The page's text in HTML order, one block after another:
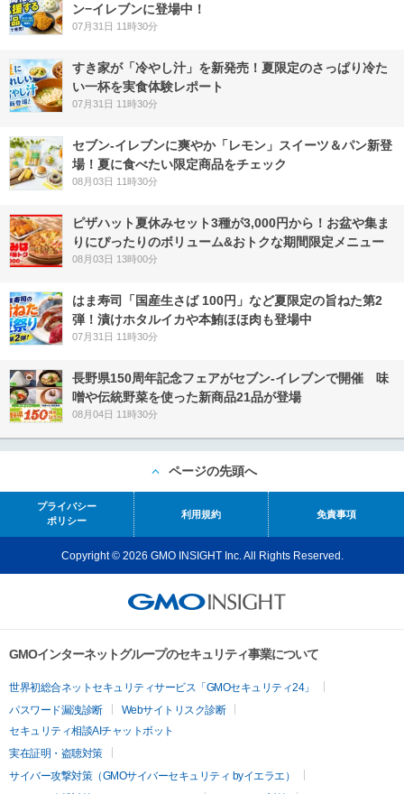
ン−イレブンに登場中！
07月31日 11時30分
すき家が「冷やし汁」を新発売！夏限定のさっぱり冷た
い一杯を実食体験レポート
07月31日 11時30分
セブン‐イレブンに爽やか「レモン」スイーツ＆パン新登
場！夏に食べたい限定商品をチェック
08月03日 11時30分
ピザハット夏休みセット3種が3,000円から！お盆や集ま
りにぴったりのボリューム&おトクな期間限定メニュー
08月03日 13時00分
はま寿司「国産生さば 100円」など夏限定の旨ねた第2
弾！漬けホタルイカや本鮪ほほ肉も登場中
07月31日 11時30分
長野県150周年記念フェアがセブン-イレブンで開催 味
噌や伝統野菜を使った新商品21品が登場
08月04日 11時30分
ページの先頭へ
プライバシー
ポリシー
利用規約 免責事項
Copyright © 2026 GMO INSIGHT Inc. All Rights Reserved.
GMOインターネットグループのセキュリティ事業について
世界初総合ネットセキュリティサービス「GMOセキュリティ24」
パスワード漏洩診断
Webサイトリスク診断
セキュリティ相談AIチャットボット
実在証明・盗聴対策
サイバー攻撃対策（GMOサイバーセキュリティ byイエラエ）